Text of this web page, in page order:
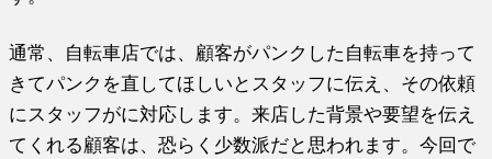
通常、自転車店では、顧客がパンクした自転車を持って
きてパンクを直してほしいとスタッフに伝え、その依頼
にスタッフがに対応します。来店した背景や要望を伝え
てくれる顧客は、恐らく少数派だと思われます。今回で